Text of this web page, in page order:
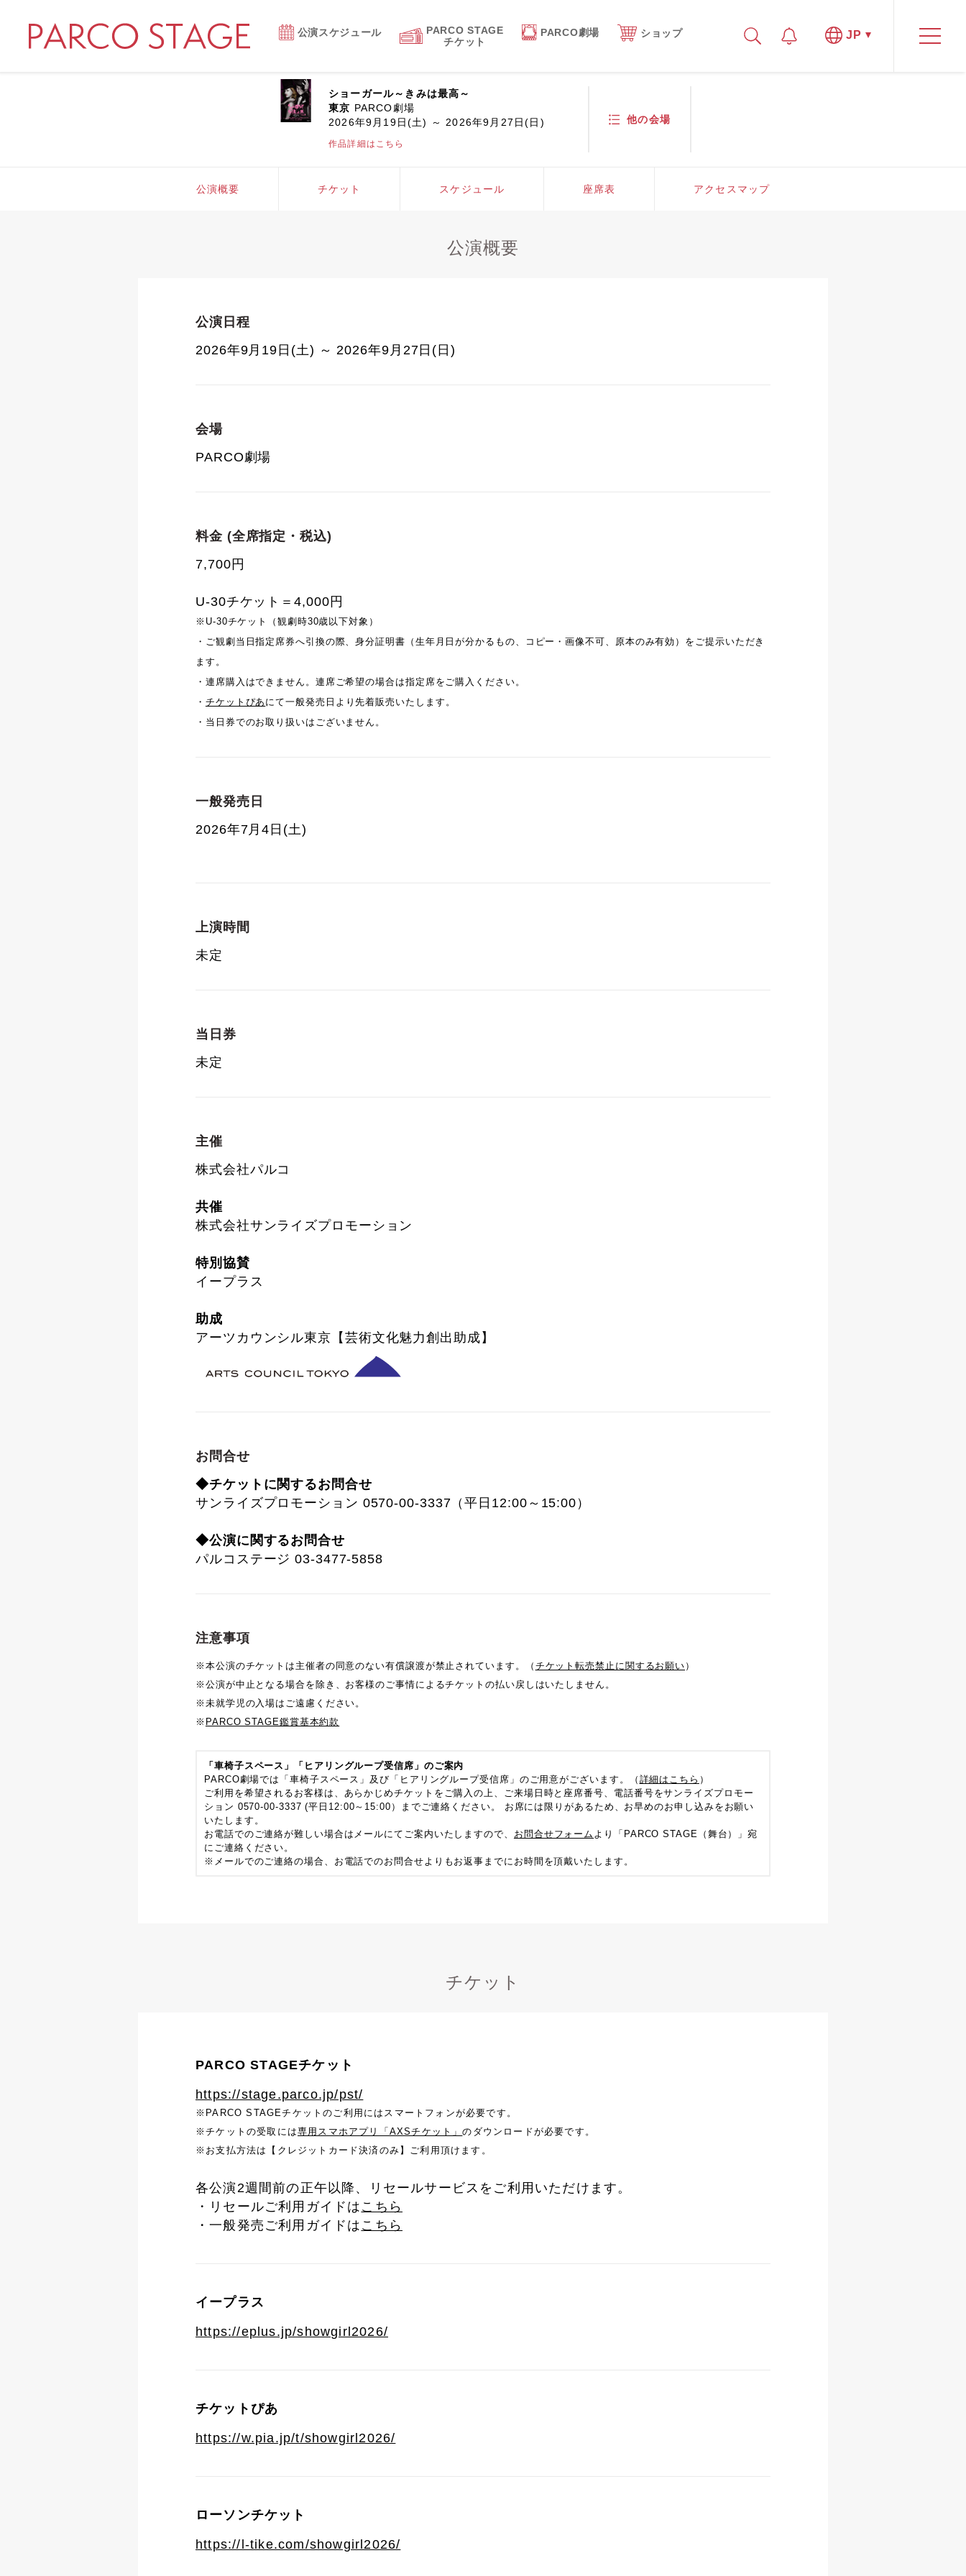
公演スケジュール
PARCO STAGE
チケット
PARCO劇場 ショップ JP
ショーガール～きみは最高～
東京 PARCO劇場
2026年9月19日(土) ～ 2026年9月27日(日)
作品詳細はこちら
他の会場
公演概要 チケット スケジュール 座席表 アクセスマップ
公演概要
公演日程
2026年9月19日(土) ～ 2026年9月27日(日)
会場
PARCO劇場
料金 (全席指定・税込)
7,700円
U-30チケット＝4,000円
※U-30チケット（観劇時30歳以下対象）
・ご観劇当日指定席券へ引換の際、身分証明書（生年月日が分かるもの、コピー・画像不可、原本のみ有効）をご提示いただき
ます。
・連席購入はできません。連席ご希望の場合は指定席をご購入ください。
・ チケットぴあ にて一般発売日より先着販売いたします。
・当日券でのお取り扱いはございません。
一般発売日
2026年7月4日(土)
上演時間
未定
当日券
未定
主催
株式会社パルコ
共催
株式会社サンライズプロモーション
特別協賛
イープラス
助成
アーツカウンシル東京【芸術文化魅力創出助成】
お問合せ
◆チケットに関するお問合せ
サンライズプロモーション 0570-00-3337（平日12:00～15:00）
◆公演に関するお問合せ
パルコステージ 03-3477-5858
注意事項
※本公演のチケットは主催者の同意のない有償譲渡が禁止されています。（ チケット転売禁止に関するお願い ）
※公演が中止となる場合を除き、お客様のご事情によるチケットの払い戻しはいたしません。
※未就学児の入場はご遠慮ください。
※ PARCO STAGE鑑賞基本約款
「車椅子スペース」「ヒアリングループ受信席」のご案内
PARCO劇場では「車椅子スペース」及び「ヒアリングループ受信席」のご用意がございます。（ 詳細はこちら ）
ご利用を希望されるお客様は、あらかじめチケットをご購入の上、ご来場日時と座席番号、電話番号をサンライズプロモー
ション 0570-00-3337 (平日12:00～15:00）までご連絡ください。 お席には限りがあるため、お早めのお申し込みをお願い
いたします。
お電話でのご連絡が難しい場合はメールにてご案内いたしますので、 お問合せフォーム より「PARCO STAGE（舞台）」宛
にご連絡ください。
※メールでのご連絡の場合、お電話でのお問合せよりもお返事までにお時間を頂戴いたします。
チケット
PARCO STAGEチケット
https://stage.parco.jp/pst/
※PARCO STAGEチケットのご利用にはスマートフォンが必要です。
※チケットの受取には専用スマホアプリ「AXSチケット」のダウンロードが必要です。
※お支払方法は【クレジットカード決済のみ】ご利用頂けます。
各公演2週間前の正午以降、リセールサービスをご利用いただけます。
・リセールご利用ガイドは こちら
・一般発売ご利用ガイドは こちら
イープラス
https://eplus.jp/showgirl2026/
チケットぴあ
https://w.pia.jp/t/showgirl2026/
ローソンチケット
https://l-tike.com/showgirl2026/